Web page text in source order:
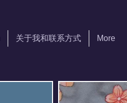
关于我和联系方式 More